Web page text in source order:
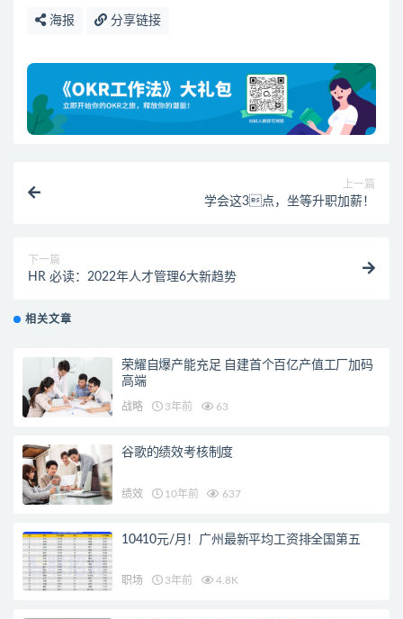
海报 分享链接
上一篇
学会这3点，坐等升职加薪！
下一篇
HR 必读：2022年人才管理6大新趋势
相关文章
荣耀自爆产能充足 自建首个百亿产值工厂加码
高端
战略 3年前 63
谷歌的绩效考核制度
绩效 10年前 637
10410元/月！广州最新平均工资排全国第五
职场 3年前 4.8K